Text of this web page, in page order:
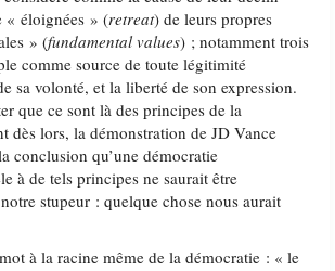
« éloignées » (retreat) de leurs propres
» (fundamental values) ; notamment trois
comme source de toute légitimité
sa volonté, et la liberté de son expression.
que ce sont là des principes de la
dès lors, la démonstration de JD Vance
conclusion qu’une démocratie
à de tels principes ne saurait être
stupeur : quelque chose nous aurait
à la racine même de la démocratie : « le